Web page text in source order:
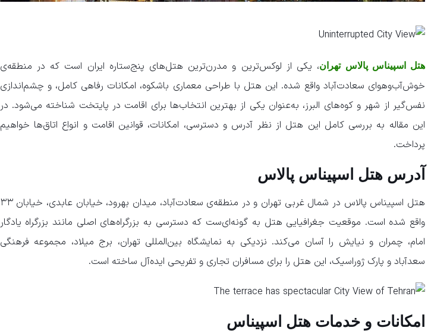
هتل اسپیناس پالاس تهران، یکی از لوکس‌ترین و مدرن‌ترین هتل‌های پنج‌ستاره ایران است که در منطقه‌ی
خوش‌آب‌وهوای سعادت‌آباد واقع شده. این هتل با طراحی معماری باشکوه، امکانات رفاهی کامل، و چشم‌اندازی
نفس‌گیر از شهر و کوه‌های البرز، به‌عنوان یکی از بهترین انتخاب‌ها برای اقامت در پایتخت شناخته می‌شود. در
این مقاله به بررسی کامل این هتل از نظر آدرس و دسترسی، امکانات، قوانین اقامت و انواع اتاق‌ها خواهیم
پرداخت.
​آدرس هتل اسپیناس پالاس
هتل اسپیناس پالاس در شمال غربی تهران و در منطقه‌ی سعادت‌آباد، میدان بهرود، خیابان عابدی، خیابان ۳۳
واقع شده است. موقعیت جغرافیایی هتل به گونه‌ای‌ست که دسترسی به بزرگراه‌های اصلی مانند بزرگراه یادگار
امام، چمران و نیایش را آسان می‌کند. نزدیکی به نمایشگاه بین‌المللی تهران، برج میلاد، مجموعه فرهنگی
سعدآباد و پارک ژوراسیک، این هتل را برای مسافران تجاری و تفریحی ایده‌آل ساخته است.
​امکانات و خدمات هتل اسپیناس